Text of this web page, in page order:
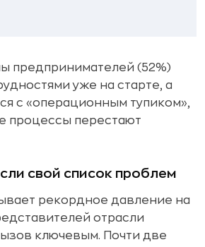
предпринимателей (52%)
уже на старте, а
с «операционным тупиком»,
процессы перестают
свой список проблем
рекордное давление на
отрасли
ключевым. Почти две